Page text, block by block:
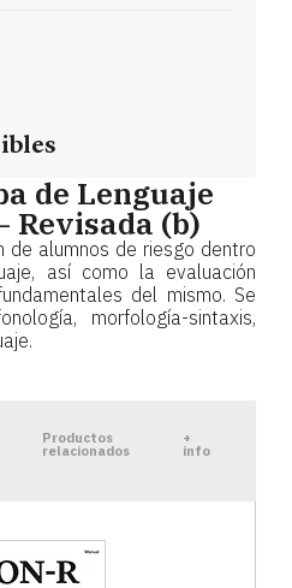
de Lenguaje
Revisada (b)
de alumnos de riesgo dentro
así como la evaluación
del mismo. Se
morfología-sintaxis,
Productos
relacionados
+
info